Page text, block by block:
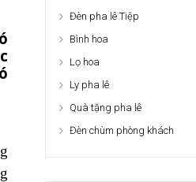
Đèn pha lê Tiệp
Bình hoa
Lọ hoa
Ly pha lê
Quà tặng pha lê
Đèn chùm phòng khách